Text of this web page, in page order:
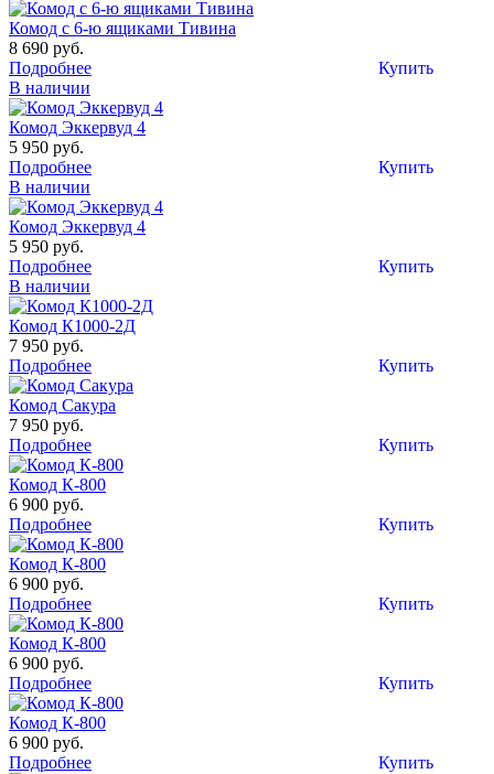
Комод с 6-ю ящиками Тивина
8 690 руб.
Купить
Подробнее
В наличии
Комод Эккервуд 4
5 950 руб.
Купить
Подробнее
В наличии
Комод Эккервуд 4
5 950 руб.
Купить
Подробнее
В наличии
Комод К1000-2Д
7 950 руб.
Купить
Подробнее
Комод Сакура
7 950 руб.
Купить
Подробнее
Комод К-800
6 900 руб.
Купить
Подробнее
Комод К-800
6 900 руб.
Купить
Подробнее
Комод К-800
6 900 руб.
Купить
Подробнее
Комод К-800
6 900 руб.
Купить
Подробнее